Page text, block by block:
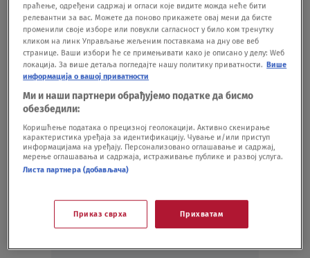
Oglas
праћење, одређени садржај и огласи које видите можда неће бити
релевантни за вас. Можете да поново прикажете овај мени да бисте
променили своје изборе или повукли сагласност у било ком тренутку
кликом на линк Управљање жељеним поставкама на дну ове веб
странице. Ваши избори ће се примењивати како је описано у делу: Wеб
локација. За више детаља погледајте нашу политику приватности. Више
информација о вашој приватности
Ми и наши партнери обрађујемо податке да бисмо
обезбедили:
Коришћење података о прецизној геолокацији. Активно скенирање
карактеристика уређаја за идентификацију. Чување и/или приступ
информацијама на уређају. Персонализовано оглашавање и садржај,
мерење оглашавања и садржаја, истраживање публике и развој услуга.
Листа партнера (добављача)
Приказ сврха Прихватам